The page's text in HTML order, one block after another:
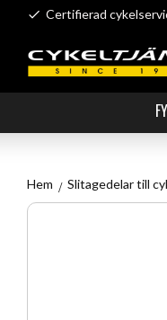
Certifierad
Hem Slitagedelar till